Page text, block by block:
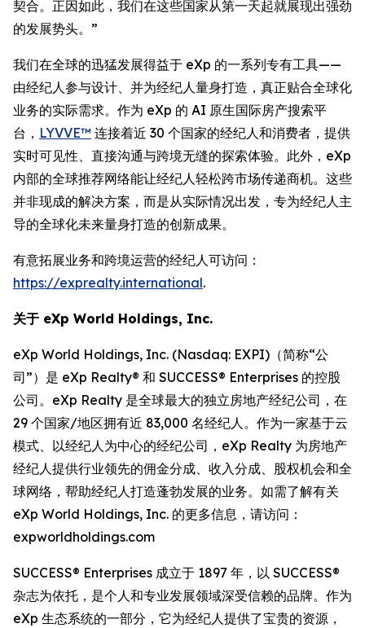
契合。正因如此，我们在这些国家从第一天起就展现出强劲
的发展势头。”
我们在全球的迅猛发展得益于 eXp 的一系列专有工具——
由经纪人参与设计、并为经纪人量身打造，真正贴合全球化
业务的实际需求。作为 eXp 的 AI 原生国际房产搜索平
台， LYVVE™ 连接着近 30 个国家的经纪人和消费者，提供
实时可见性、直接沟通与跨境无缝的探索体验。此外，eXp
内部的全球推荐网络能让经纪人轻松跨市场传递商机。这些
并非现成的解决方案，而是从实际情况出发，专为经纪人主
导的全球化未来量身打造的创新成果。
有意拓展业务和跨境运营的经纪人可访问：
https://exprealty.international.
关于 eXp World Holdings, Inc.
eXp World Holdings, Inc. (Nasdaq: EXPI)（简称“公
司”）是 eXp Realty® 和 SUCCESS® Enterprises 的控股
公司。eXp Realty 是全球最大的独立房地产经纪公司，在
29 个国家/地区拥有近 83,000 名经纪人。作为一家基于云
模式、以经纪人为中心的经纪公司，eXp Realty 为房地产
经纪人提供行业领先的佣金分成、收入分成、股权机会和全
球网络，帮助经纪人打造蓬勃发展的业务。如需了解有关
eXp World Holdings, Inc. 的更多信息，请访问：
expworldholdings.com
SUCCESS® Enterprises 成立于 1897 年，以 SUCCESS®
杂志为依托，是个人和专业发展领域深受信赖的品牌。作为
eXp 生态系统的一部分，它为经纪人提供了宝贵的资源，